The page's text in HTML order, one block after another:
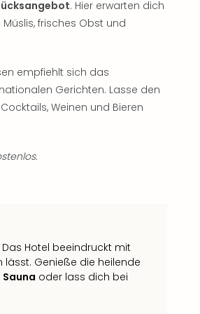
. Hier erwarten dich
frisches Obst und
empfiehlt sich das
Gerichten. Lasse den
Weinen und Bieren
Hotel beeindruckt mit
Genieße die heilende
Sauna oder lass dich bei